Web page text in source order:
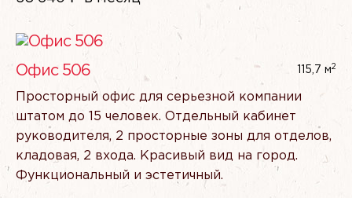
Офис 506 115,7 м2
Просторный офис для серьезной компании
штатом до 15 человек. Отдельный кабинет
руководителя, 2 просторные зоны для отделов,
кладовая, 2 входа. Красивый вид на город.
Функциональный и эстетичный.